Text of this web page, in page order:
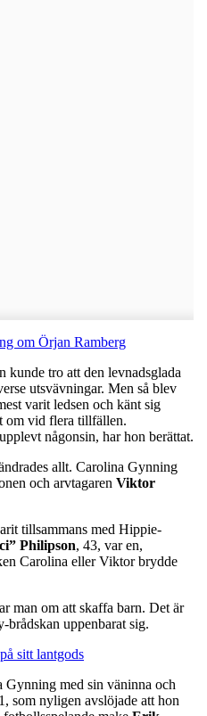
om Örjan Ramberg
kunde tro att den levnadsglada
utsvävningar. Men så blev
varit ledsen och känt sig
om vid flera tillfällen.
någonsin, har hon berättat.
allt. Carolina Gynning
och arvtagaren Viktor
tillsammans med Hippie-
Philipson, 43, var en,
Carolina eller Viktor brydde
man om att skaffa barn. Det är
brådskan uppenbarat sig.
sitt lantgods
med sin väninna och
som nyligen avslöjade att hon